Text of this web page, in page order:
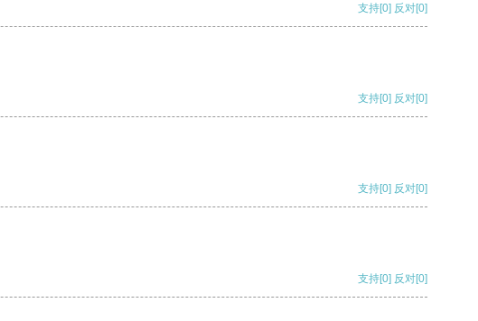
支持[0] 反对[0]
支持[0] 反对[0]
支持[0] 反对[0]
支持[0] 反对[0]